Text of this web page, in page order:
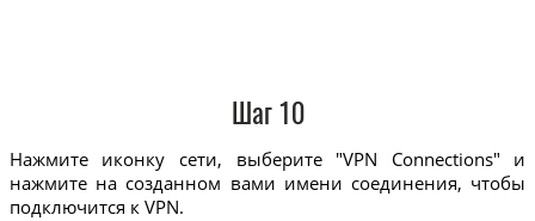
Шаг 10
Нажмите иконку сети, выберите "VPN Connections" и
нажмите на созданном вами имени соединения, чтобы
подключится к VPN.